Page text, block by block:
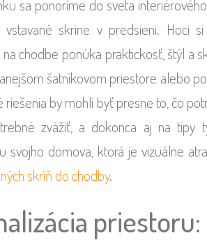
sa ponoríme do sveta
vstavané skrine v predsieni. Hoci
chodbe ponúka praktickosť, štýl a
šatníkovom priestore alebo
riešenia by mohli byť presne to, čo
zvážiť, a dokonca aj na tipy
svojho domova, ktorá je vizuálne
skríň do chodby.